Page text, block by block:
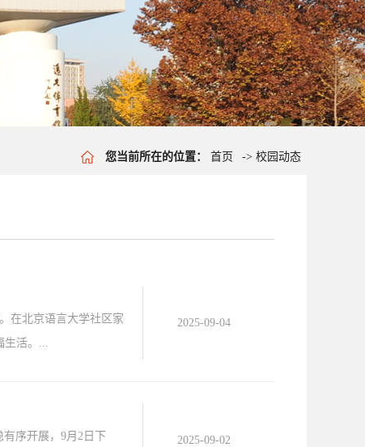
您当前所在的位置： 首页 -> 校园动态
在北京语言大学社区家
生活。...
2025-09-04
序开展，9月2日下
2025-09-02